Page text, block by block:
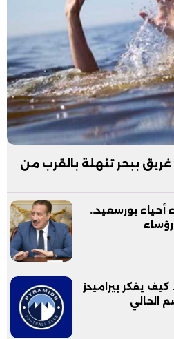
ببحر تنهلة بالقرب من
أحياء بورسعيد..
يفكر بيراميدز
الحالي